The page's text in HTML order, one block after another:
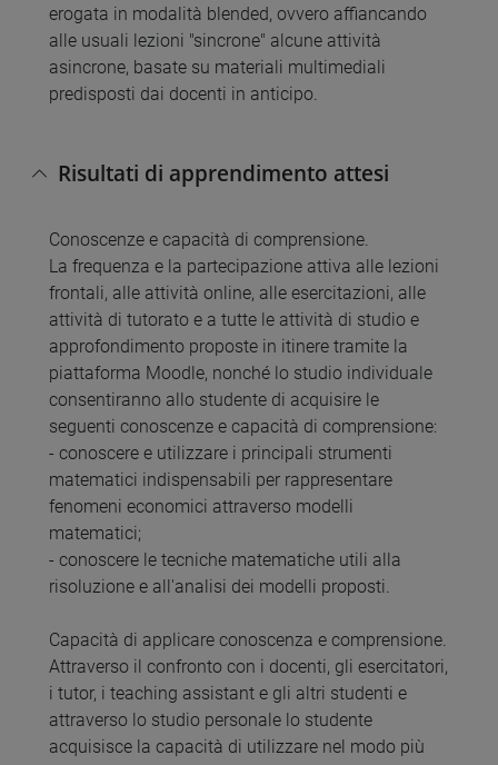
erogata in modalità blended, ovvero affiancando
alle usuali lezioni "sincrone" alcune attività
asincrone, basate su materiali multimediali
predisposti dai docenti in anticipo.
Risultati di apprendimento attesi
Conoscenze e capacità di comprensione.
La frequenza e la partecipazione attiva alle lezioni
frontali, alle attività online, alle esercitazioni, alle
attività di tutorato e a tutte le attività di studio e
approfondimento proposte in itinere tramite la
piattaforma Moodle, nonché lo studio individuale
consentiranno allo studente di acquisire le
seguenti conoscenze e capacità di comprensione:
- conoscere e utilizzare i principali strumenti
matematici indispensabili per rappresentare
fenomeni economici attraverso modelli
matematici;
- conoscere le tecniche matematiche utili alla
risoluzione e all'analisi dei modelli proposti.
Capacità di applicare conoscenza e comprensione.
Attraverso il confronto con i docenti, gli esercitatori,
i tutor, i teaching assistant e gli altri studenti e
attraverso lo studio personale lo studente
acquisisce la capacità di utilizzare nel modo più